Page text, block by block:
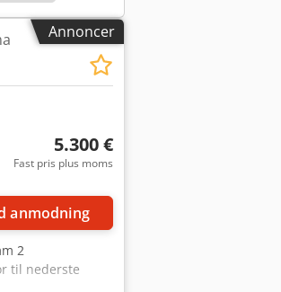
Annoncer
5.300 €
Fast pris plus moms
anmodning
2
til nederste